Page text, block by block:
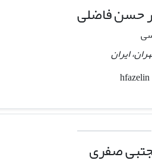
حسن فاضلی
ایران
صفری